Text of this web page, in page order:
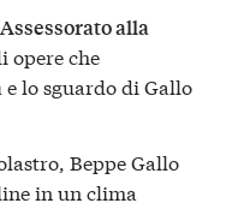
Assessorato alla
opere che
e lo sguardo di Gallo
Beppe Gallo
in un clima